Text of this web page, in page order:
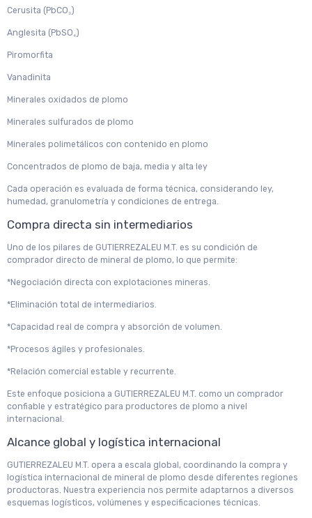
Cerusita (PbCO₃)
Anglesita (PbSO₄)
Piromorfita
Vanadinita
Minerales oxidados de plomo
Minerales sulfurados de plomo
Minerales polimetálicos con contenido en plomo
Concentrados de plomo de baja, media y alta ley
Cada operación es evaluada de forma técnica, considerando ley,
humedad, granulometría y condiciones de entrega.
Compra directa sin intermediarios
Uno de los pilares de GUTIERREZALEU M.T. es su condición de
comprador directo de mineral de plomo, lo que permite:
*Negociación directa con explotaciones mineras.
*Eliminación total de intermediarios.
*Capacidad real de compra y absorción de volumen.
*Procesos ágiles y profesionales.
*Relación comercial estable y recurrente.
Este enfoque posiciona a GUTIERREZALEU M.T. como un comprador
confiable y estratégico para productores de plomo a nivel
internacional.
Alcance global y logística internacional
GUTIERREZALEU M.T. opera a escala global, coordinando la compra y
logística internacional de mineral de plomo desde diferentes regiones
productoras. Nuestra experiencia nos permite adaptarnos a diversos
esquemas logísticos, volúmenes y especificaciones técnicas.